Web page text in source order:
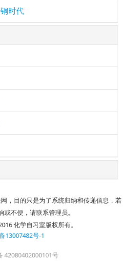
时代
，目的只是为了系统归纳和传递信息，若
或不便，请联系管理员。
化学自习室版权所有。
13007482号-1
42080402000101号